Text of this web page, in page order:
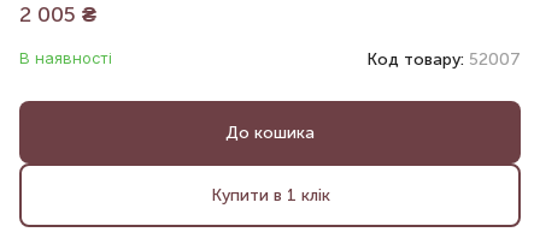
2 005 ₴
В наявності Код товару: 52007
До кошика
Купити в 1 клік